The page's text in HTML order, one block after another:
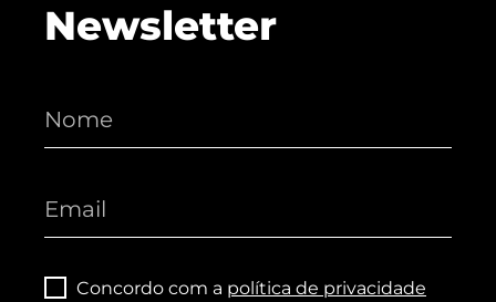
Newsletter
Concordo com a política de privacidade